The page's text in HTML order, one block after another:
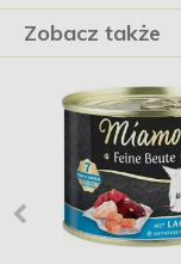
Zobacz także